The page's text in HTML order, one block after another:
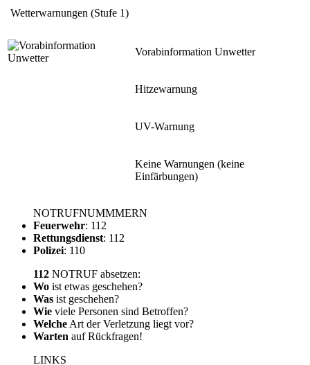
Wetterwarnungen (Stufe 1)
Vorabinformation Unwetter
Hitzewarnung
UV-Warnung
Keine Warnungen (keine
Einfärbungen)
NOTRUFNUMMMERN
Feuerwehr: 112
Rettungsdienst: 112
Polizei: 110
112 NOTRUF absetzen:
Wo ist etwas geschehen?
Was ist geschehen?
Wie viele Personen sind Betroffen?
Welche Art der Verletzung liegt vor?
Warten auf Rückfragen!
LINKS